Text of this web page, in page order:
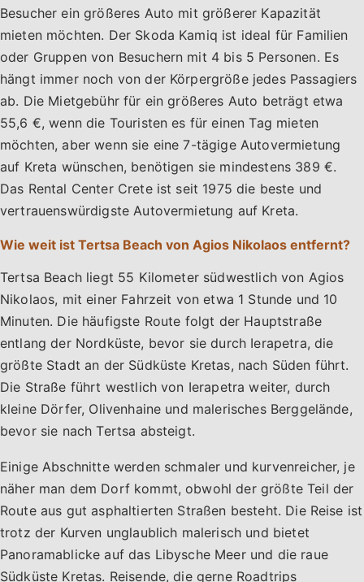
Besucher ein größeres Auto mit größerer Kapazität
mieten möchten. Der Skoda Kamiq ist ideal für Familien
oder Gruppen von Besuchern mit 4 bis 5 Personen. Es
hängt immer noch von der Körpergröße jedes Passagiers
ab. Die Mietgebühr für ein größeres Auto beträgt etwa
55,6 €, wenn die Touristen es für einen Tag mieten
möchten, aber wenn sie eine 7-tägige Autovermietung
auf Kreta wünschen, benötigen sie mindestens 389 €.
Das Rental Center Crete ist seit 1975 die beste und
vertrauenswürdigste Autovermietung auf Kreta.
Wie weit ist Tertsa Beach von Agios Nikolaos entfernt?
Tertsa Beach liegt 55 Kilometer südwestlich von Agios
Nikolaos, mit einer Fahrzeit von etwa 1 Stunde und 10
Minuten. Die häufigste Route folgt der Hauptstraße
entlang der Nordküste, bevor sie durch Ierapetra, die
größte Stadt an der Südküste Kretas, nach Süden führt.
Die Straße führt westlich von Ierapetra weiter, durch
kleine Dörfer, Olivenhaine und malerisches Berggelände,
bevor sie nach Tertsa absteigt.
Einige Abschnitte werden schmaler und kurvenreicher, je
näher man dem Dorf kommt, obwohl der größte Teil der
Route aus gut asphaltierten Straßen besteht. Die Reise ist
trotz der Kurven unglaublich malerisch und bietet
Panoramablicke auf das Libysche Meer und die raue
Südküste Kretas. Reisende, die gerne Roadtrips